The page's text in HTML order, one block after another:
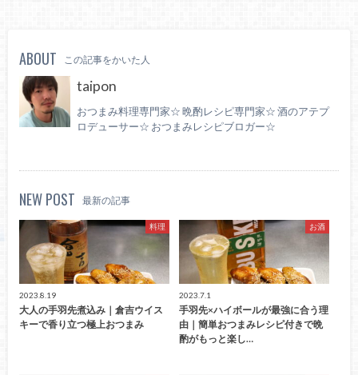
ABOUT この記事をかいた人
taipon
おつまみ料理専門家☆ 晩酌レシピ専門家☆ 酒のアテプ
ロデューサー☆ おつまみレシピブロガー☆
NEW POST 最新の記事
料理
2023.8.19
大人の手羽先煮込み｜倉吉ウイス
キーで香り立つ極上おつまみ
お酒
2023.7.1
手羽先×ハイボールが最強に合う理
由｜簡単おつまみレシピ付きで晩
酌がもっと楽し…